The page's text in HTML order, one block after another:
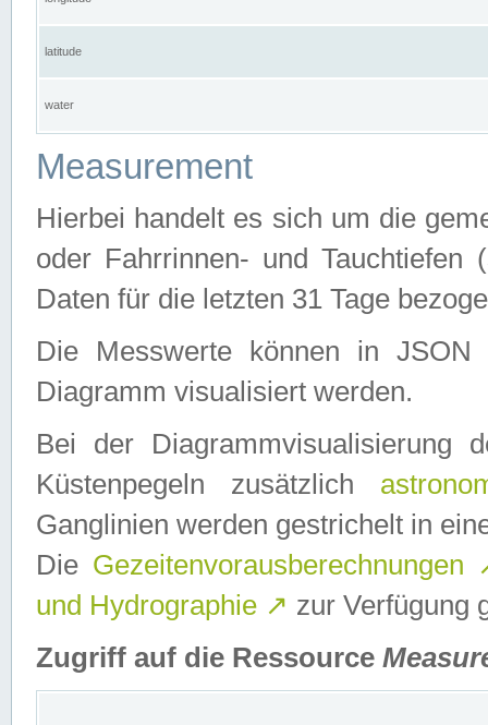
latitude
water
Measurement
Hierbei handelt es sich um die
oder Fahrrinnen- und Tauchtiefen
Daten für die letzten 31 Tage
Die Messwerte können in
Diagramm visualisiert werden.
Bei der Diagrammvisualisierung
Küstenpegeln zusätzlich
Ganglinien werden gestrichelt in
Die Gezeitenvorausberechnungen
und Hydrographie ↗ zur Verfügung
Zugriff auf die Ressource